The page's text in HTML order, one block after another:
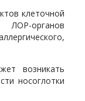
клеточной
органов
возникать
носоглотки